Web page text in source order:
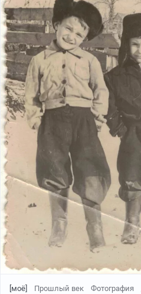
[моё] Прошлый век Фотография